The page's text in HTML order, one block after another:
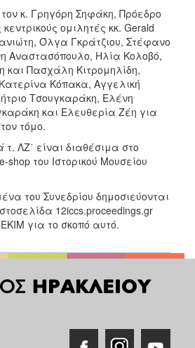
κ. Γρηγόρη Σηφάκη, Πρόεδρο
ομιλητές κκ. Gerald
Όλγα Γκράτζιου, Στέφανο
Αναστασόπουλο, Ηλία Κολοβό,
και Πασχάλη Κιτρομηλίδη,
Κόπακα, Αγγελική
Τσουγκαράκη, Ελένη
και Ελευθερία Ζέη για
τόμο.
τ. ΛΖ΄ είναι διαθέσιμα στο
shop του Ιστορικού Μουσείου
του Συνεδρίου δημοσιεύονται
12iccs.proceedings.gr
για το σκοπό αυτό.